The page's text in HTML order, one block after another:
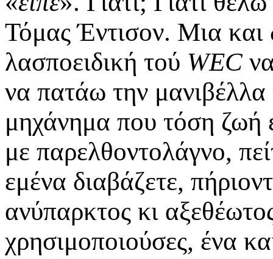
Τόμας Έντισον. Μια και
λασποειδική τού WEC
να πατάω την
μηχάνημα που τόση ζωή
με παρελθοντολάγνο,
εμένα διαβάζετε,
ανύπαρκτος κι
χρησιμοποιούσες, ένα